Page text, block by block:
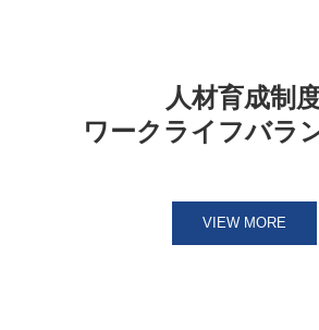
人材育成制
ワークライフバラ
VIEW MORE